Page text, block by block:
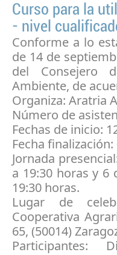
Curso para la
- nivel
Conforme a lo
de 14 de
del Consejero
Ambiente, de
Organiza: Aratria
Número de
Fechas de inicio:
Fecha
Jornada
a 19:30 horas y 6
19:30 horas.
Lugar de
Cooperativa
65, (50014)
Participantes: